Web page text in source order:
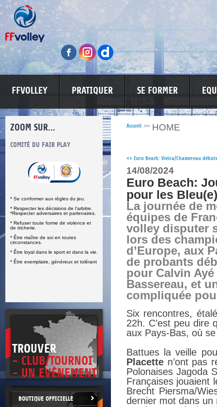
FFVOLLEY PRATIQUER SE FORMER
ZOOM SUR...
COMITÉ DU FAIR PLAY
* Se conformer aux règles du jeu.
* Respecter les décisions de l’arbitre.
*Respecter adversaires et partenaires.
* Refuser toute forme de violence et
de tricherie.
* Être maître de soi en toutes
circonstances.
* Être loyal dans le sport et dans la vie.
* Être exemplaire, généreux et tolérant
LUTTE CONTRE LES VIOLENCES
TROUVER
- CLUB/TOURNOI
- UN EVÈNEMENT
BOUTIQUE OFFICIELLE
Accueil >> HOME
<< Euro Beach: Vieira/Chamereau
14/08/2024
Euro Beach:
pour les
La journée de
équipes de
volley disputer
lors des
d’Europe, aux
de probants
pour Calvin Ayé
Bassereau, et
compliquée
Six rencontres,
22h. C’est peu dire
aux Pays-Bas, où
Battues la veille
Placette n’ont pas
Polonaises Jagoda
Françaises jouaient
Brecht Piersma/
dernier mot dans